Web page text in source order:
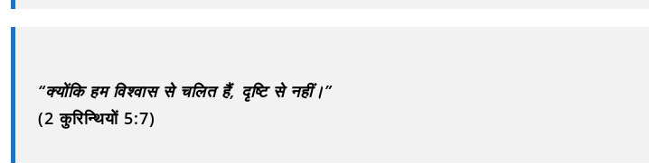
“क्योंकि हम विश्वास से चलित हैं, दृष्टि से नहीं।”
(2 कुरिन्थियों 5:7)